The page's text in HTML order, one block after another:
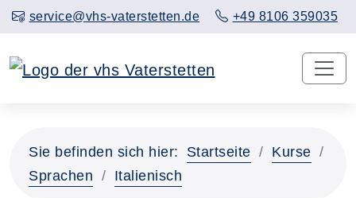
service@vhs-vaterstetten.de +49 8106 359035
Sie befinden sich hier: Startseite
Kurse
Sprachen
Italienisch